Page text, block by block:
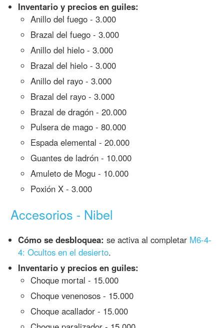
Inventario y precios en guiles:
Anillo del fuego - 3.000
Brazal del fuego - 3.000
Anillo del hielo - 3.000
Brazal del hielo - 3.000
Anillo del rayo - 3.000
Brazal del rayo - 3.000
Brazal de dragón - 20.000
Pulsera de mago - 80.000
Espada elemental - 20.000
Guantes de ladrón - 10.000
Amuleto de Mogu - 10.000
Poxión X - 3.000
Accesorios - Nibel
Cómo se desbloquea: se activa al completar M6-4-
4: Ocultos en el desierto.
Inventario y precios en guiles:
Choque mortal - 15.000
Choque venenosos - 15.000
Choque acallador - 15.000